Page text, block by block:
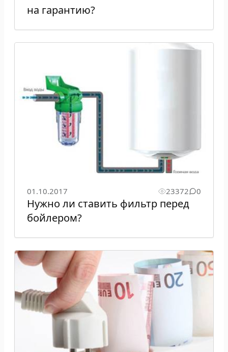
на гарантию?
01.10.2017 23372 0
Нужно ли ставить фильтр перед
бойлером?